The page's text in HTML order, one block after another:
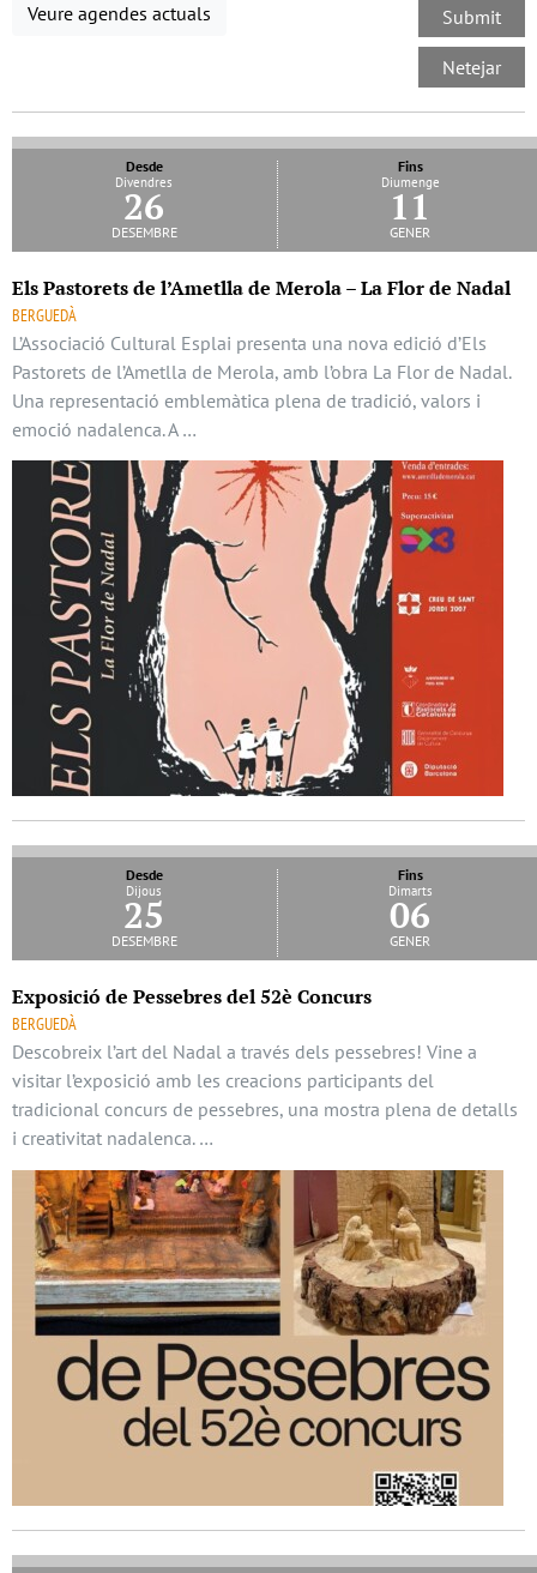
Veure agendes actuals
Desde
Divendres
26
desembre
Fins
Diumenge
11
gener
Els Pastorets de l’Ametlla de Merola – La Flor de Nadal
BERGUEDÀ
L’Associació Cultural Esplai presenta una nova edició d’Els
Pastorets de l’Ametlla de Merola, amb l’obra La Flor de Nadal.
Una representació emblemàtica plena de tradició, valors i
emoció nadalenca. A …
Desde
Dijous
25
desembre
Fins
Dimarts
06
gener
Exposició de Pessebres del 52è Concurs
BERGUEDÀ
Descobreix l’art del Nadal a través dels pessebres! Vine a
visitar l’exposició amb les creacions participants del
tradicional concurs de pessebres, una mostra plena de detalls
i creativitat nadalenca. …